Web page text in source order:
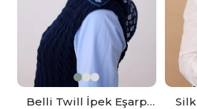
Belli Twill İpek Eşarp